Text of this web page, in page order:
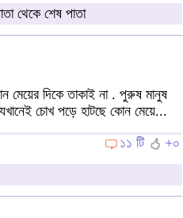
থেকে শেষ পাতা
দিকে তাকাই না . পুরুষ মানুষ
চোখ পড়ে হাটছে কোন মেয়ে...
১১ টি
+০